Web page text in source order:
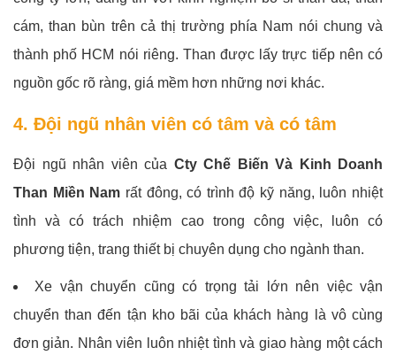
cám, than bùn trên cả thị trường phía Nam nói chung và
thành phố HCM nói riêng. Than được lấy trực tiếp nên có
nguồn gốc rõ ràng, giá mềm hơn những nơi khác.
4. Đội ngũ nhân viên có tâm và có tâm
Đội ngũ nhân viên của Cty Chế Biến Và Kinh Doanh
Than Miền Nam rất đông, có trình độ kỹ năng, luôn nhiệt
tình và có trách nhiệm cao trong công việc, luôn có
phương tiện, trang thiết bị chuyên dụng cho ngành than.
Xe vận chuyển cũng có trọng tải lớn nên việc vận
chuyển than đến tận kho bãi của khách hàng là vô cùng
đơn giản. Nhân viên luôn nhiệt tình và giao hàng một cách